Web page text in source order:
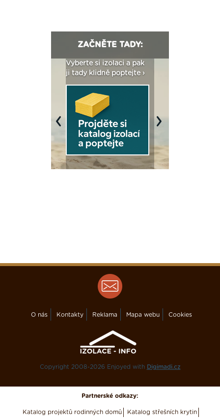
ZAČNĚTE TADY:
Vyberte si izolaci a pak
ji tady klidně poptejte ›
Previous Next
O nás Kontakty Reklama Mapa webu Cookies
Copyright 2008-2026 Enjoyed with Digimadi.cz
Partnerské odkazy:
Katalog projektů rodinných domů Katalog střešních krytin